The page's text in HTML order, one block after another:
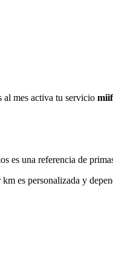
al mes activa tu servicio
es una referencia de
es personalizada y